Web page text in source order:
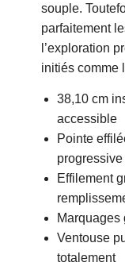
souple.
parfaitement
l’exploration
initiés comme
38,10 cm
accessible
Pointe
Effilement
Ventouse
totalement